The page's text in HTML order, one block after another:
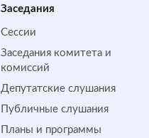
Заседания
Сессии
Заседания комитета и
комиссий
Депутатские слушания
Публичные слушания
Планы и программы